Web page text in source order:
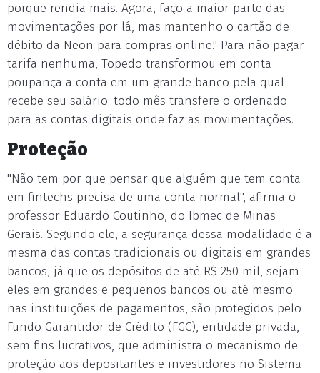
porque rendia mais. Agora, faço a maior parte das
movimentações por lá, mas mantenho o cartão de
débito da Neon para compras online." Para não pagar
tarifa nenhuma, Topedo transformou em conta
poupança a conta em um grande banco pela qual
recebe seu salário: todo mês transfere o ordenado
para as contas digitais onde faz as movimentações.
Proteção
"Não tem por que pensar que alguém que tem conta
em fintechs precisa de uma conta normal", afirma o
professor Eduardo Coutinho, do Ibmec de Minas
Gerais. Segundo ele, a segurança dessa modalidade é a
mesma das contas tradicionais ou digitais em grandes
bancos, já que os depósitos de até R$ 250 mil, sejam
eles em grandes e pequenos bancos ou até mesmo
nas instituições de pagamentos, são protegidos pelo
Fundo Garantidor de Crédito (FGC), entidade privada,
sem fins lucrativos, que administra o mecanismo de
proteção aos depositantes e investidores no Sistema